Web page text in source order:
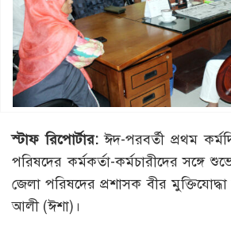
স্টাফ রিপোর্টার:ঈদ-পরবর্তী প্রথম
পরিষদের কর্মকর্তা-কর্মচারীদের সঙ্গে
জেলা পরিষদের প্রশাসক বীর
আলী (ঈশা)।